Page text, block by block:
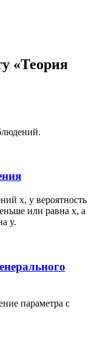
«Теория
х, у вероятность
или равна х, а
y.
параметра с